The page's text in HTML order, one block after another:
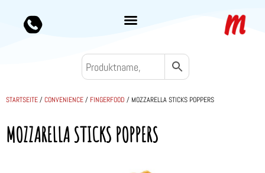
STARTSEITE/CONVENIENCE/ FINGERFOOD / MOZZARELLA STICKS POPPERS
MOZZARELLA STICKS POPPERS